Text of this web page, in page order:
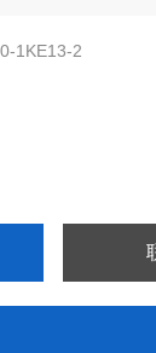
频电机、低压元
1KE13-2